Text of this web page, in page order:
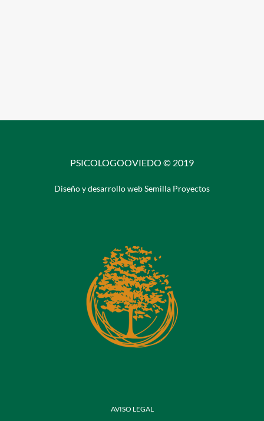
PSICOLOGOOVIEDO © 2019
Diseño y desarrollo web Semilla Proyectos
AVISO LEGAL